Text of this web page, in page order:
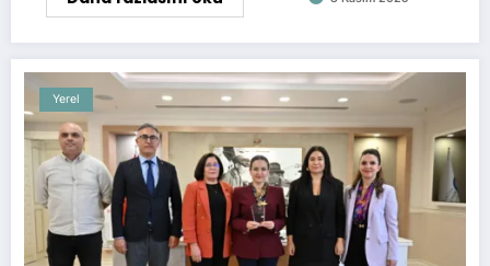
Yerel